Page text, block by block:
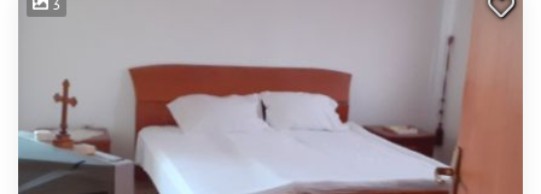
3